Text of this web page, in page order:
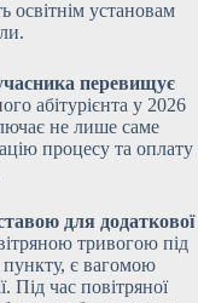
освітнім установам
перевищує
абітурієнта у 2026
не лише саме
процесу та оплату
для додаткової
тривогою під
пункту, є вагомою
Під час повітряної